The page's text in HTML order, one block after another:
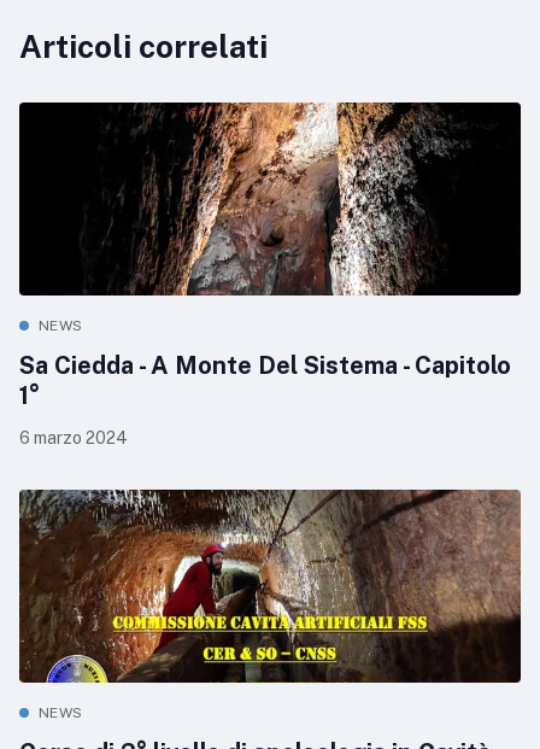
Articoli correlati
NEWS
Sa Ciedda - A Monte Del Sistema - Capitolo
1°
6 marzo 2024
NEWS